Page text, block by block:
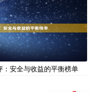
安全与收益的平衡榜单